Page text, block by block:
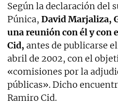
Según la declaración del
Púnica, David Marjaliza,
una reunión con él y con
Cid, antes de publicarse
abril de 2002, con el
«comisiones por la
públicas». Dicho
Ramiro Cid.